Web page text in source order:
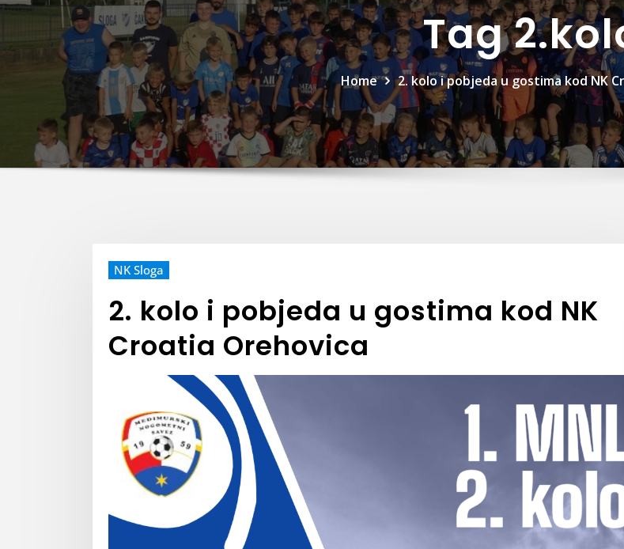
Tag
Home 2. kolo i pobjeda u gostima kod NK
NK Sloga
2. kolo i pobjeda u gostima kod NK
Croatia Orehovica